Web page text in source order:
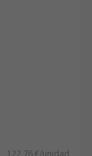
122,76 €/unidad